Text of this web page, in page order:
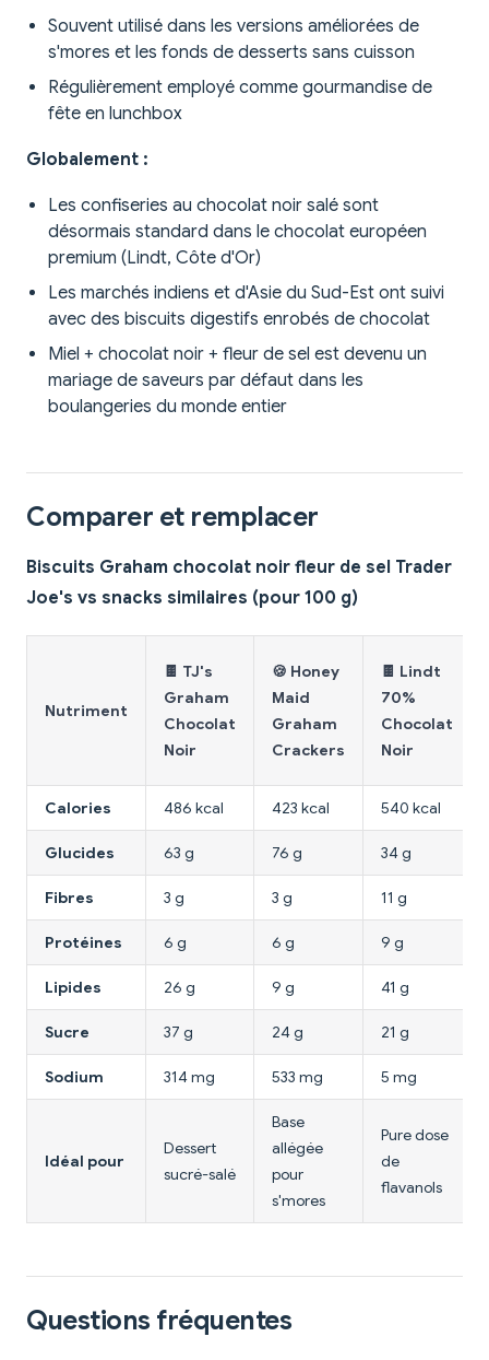
Souvent utilisé dans les versions améliorées de
s'mores et les fonds de desserts sans cuisson
Régulièrement employé comme gourmandise de
fête en lunchbox
Globalement :
Les confiseries au chocolat noir salé sont
désormais standard dans le chocolat européen
premium (Lindt, Côte d'Or)
Les marchés indiens et d'Asie du Sud-Est ont suivi
avec des biscuits digestifs enrobés de chocolat
Miel + chocolat noir + fleur de sel est devenu un
mariage de saveurs par défaut dans les
boulangeries du monde entier
Comparer et remplacer
Biscuits Graham chocolat noir fleur de sel Trader
Joe's vs snacks similaires (pour 100 g)
Nutriment
🍫 TJ's
Graham
Chocolat
Noir
🍪 Honey
Maid
Graham
Crackers
🍫 Lindt
70%
Chocolat
Noir
Calories 486 kcal 423 kcal 540 kcal
Glucides 63 g 76 g 34 g
Fibres 3 g 3 g 11 g
Protéines 6 g 6 g 9 g
Lipides 26 g 9 g 41 g
Sucre 37 g 24 g 21 g
Sodium 314 mg 533 mg 5 mg
Idéal pour
Dessert
sucré-salé
Base
allégée
pour
s'mores
Pure dose
de
flavanols
Questions fréquentes